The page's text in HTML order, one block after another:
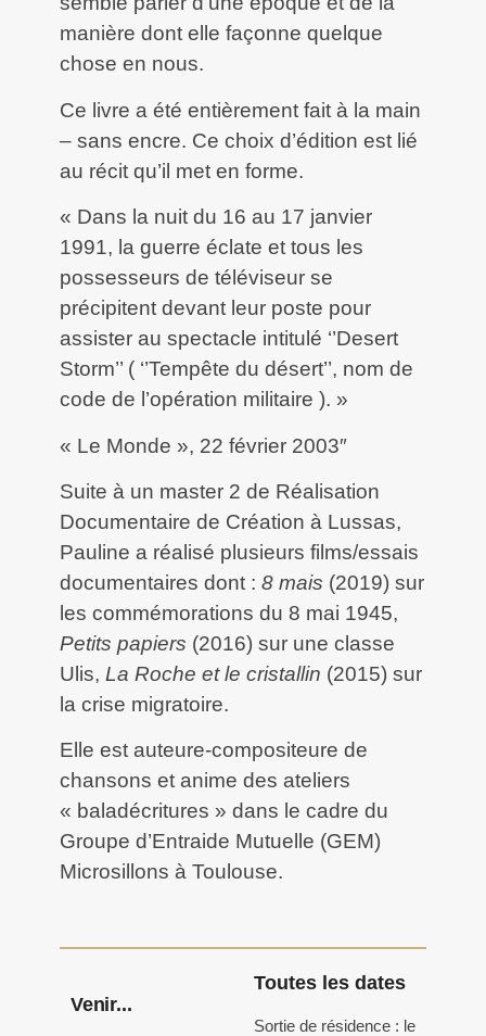
manière dont elle façonne quelque
chose en nous.
Ce livre a été entièrement fait à la main
– sans encre. Ce choix d’édition est lié
au récit qu’il met en forme.
« Dans la nuit du 16 au 17 janvier
1991, la guerre éclate et tous les
possesseurs de téléviseur se
précipitent devant leur poste pour
assister au spectacle intitulé ‘’Desert
Storm’’ ( ‘’Tempête du désert’’, nom de
code de l’opération militaire ). »
« Le Monde », 22 février 2003″
Suite à un master 2 de Réalisation
Documentaire de Création à Lussas,
Pauline a réalisé plusieurs films/essais
documentaires dont : 8 mais (2019) sur
les commémorations du 8 mai 1945,
Petits papiers (2016) sur une classe
Ulis, La Roche et le cristallin (2015) sur
la crise migratoire.
Elle est auteure-compositeure de
chansons et anime des ateliers
« baladécritures » dans le cadre du
Groupe d’Entraide Mutuelle (GEM)
Microsillons à Toulouse.
Venir...
Toutes les dates
Sortie de résidence : le